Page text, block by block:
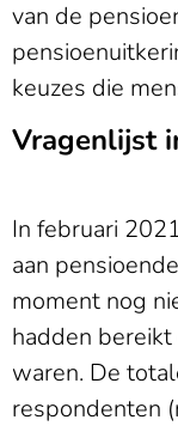
van de
keuzes die
Vragenlijst
In februari
aan
moment nog
hadden
waren. De
respondenten